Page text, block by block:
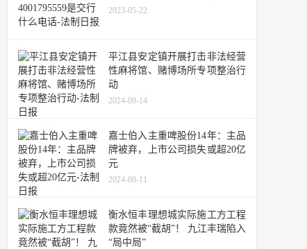
2023-05-22
平江县安定镇开展打击非法经营
性麻将馆、赌博场所专项整治行
动
2024-09-14
嘉士伯入主重啤股份14年：主品
牌被弃，上市公司损失或超20亿
元
2024-08-11
衡水恒丰理想城实际施工方工程
款竟然被“截胡”！ 九江丰瑞陷入
“局中局”